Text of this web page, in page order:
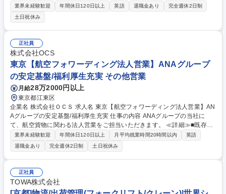
のアドバイスを行っていただきます。 ★船舶の運航の安全確保に貢献でき
るやりがいのある仕事です。 【詳細】船舶の事故が起こらないように、セ
ミナーや啓もうを行うチームです。船舶に関するディスカッションや、本
船の運航状況や、労働環境に起因する事故リスクを特定し、レポート作成
し、報告いただきます。スキーム作りからお任せいたします。 出張：検船
のため国内外の出張あり。検船は半日程度。 募集職種 【東京/船舶リスク
アドバイザリー】船長経験必須◎賞与年4回
業界未経験歓迎 年間休日120日以上 英語 退職金あり
完全週休2日制
土日祝休み
正社員
株式会社OCS
東京【航空フォワーディング法人営業】ANAグループ
の安定基盤/福利厚生充実 その他営業
月給28万2000円以上
東京都江東区
企業名 株式会社ＯＣＳ 求人名 東京【航空フォワーディング法人営業】AN
Aグループの安定基盤/福利厚生充実 仕事の内容 ANAグループの当社に
て、航空貨物に関わる法人営業をご担当いただきます。 ≪詳細≫■既存・
新規の法人への航空貨物フォワーディングの提案 ■営業活動および各種顧
客対応 ■海外拠点や社内関係部門との連携・調整 ★ANAグループの充実し
た福利厚生を利用可能。また、残業時間も少なくワークライフバランスの
取りやすい職場環境となっています。 募集職種 東京【航空フォワーディ
ング法人営業】ANAグループの安定基盤/福利厚生充実
業界未経験歓迎 年間休日120日以上 月平均残業時間20時間以内
英語
退職金あり
完全週休2日制 土日祝休み
正社員
TOWA株式会社